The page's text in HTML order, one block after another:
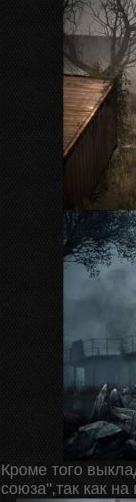
Кроме того
союза",так как